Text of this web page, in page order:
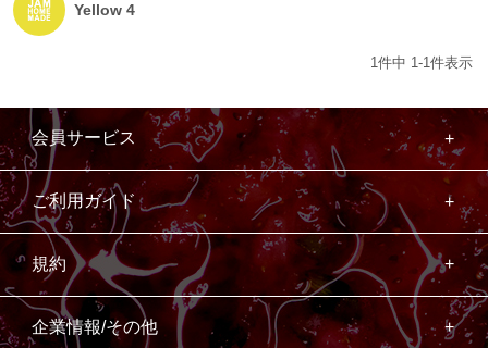
Yellow 4
1件中 1-1件表示
会員サービス
ご利用ガイド
規約
企業情報/その他